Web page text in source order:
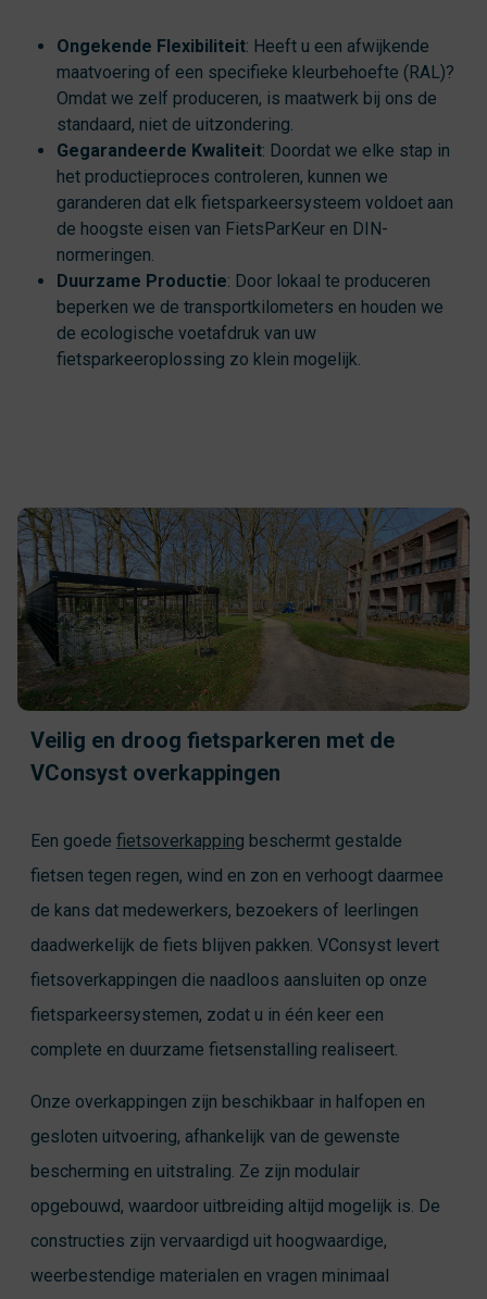
Ongekende Flexibiliteit: Heeft u een afwijkende
maatvoering of een specifieke kleurbehoefte (RAL)?
Omdat we zelf produceren, is maatwerk bij ons de
standaard, niet de uitzondering.
Gegarandeerde Kwaliteit: Doordat we elke stap in
het productieproces controleren, kunnen we
garanderen dat elk fietsparkeersysteem voldoet aan
de hoogste eisen van FietsParKeur en DIN-
normeringen.
Duurzame Productie: Door lokaal te produceren
beperken we de transportkilometers en houden we
de ecologische voetafdruk van uw
fietsparkeeroplossing zo klein mogelijk.
Veilig en droog fietsparkeren met de
VConsyst overkappingen
Een goede fietsoverkapping beschermt gestalde
fietsen tegen regen, wind en zon en verhoogt daarmee
de kans dat medewerkers, bezoekers of leerlingen
daadwerkelijk de fiets blijven pakken. VConsyst levert
fietsoverkappingen die naadloos aansluiten op onze
fietsparkeersystemen, zodat u in één keer een
complete en duurzame fietsenstalling realiseert.
Onze overkappingen zijn beschikbaar in halfopen en
gesloten uitvoering, afhankelijk van de gewenste
bescherming en uitstraling. Ze zijn modulair
opgebouwd, waardoor uitbreiding altijd mogelijk is. De
constructies zijn vervaardigd uit hoogwaardige,
weerbestendige materialen en vragen minimaal